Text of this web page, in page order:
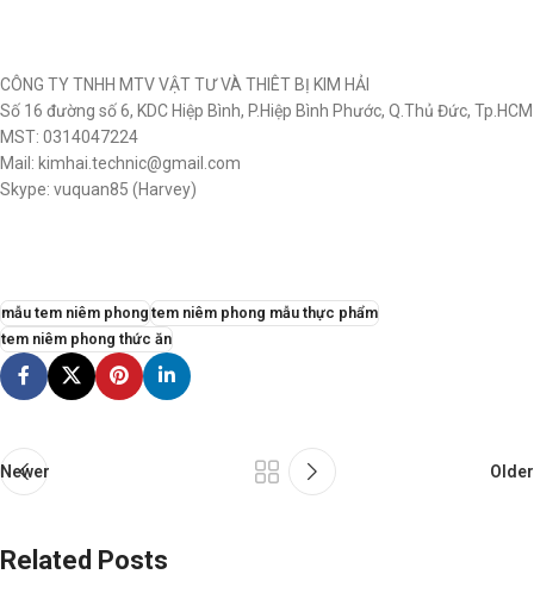
CÔNG TY TNHH MTV VẬT TƯ VÀ THIÊT BỊ KIM HẢI
Số 16 đường số 6, KDC Hiệp Bình, P.Hiệp Bình Phước, Q.Thủ Đức, Tp.HCM
MST: 0314047224
Mail: kimhai.technic@gmail.com
Skype: vuquan85 (Harvey)
mẫu tem niêm phong tem niêm phong mẫu thực phẩm
tem niêm phong thức ăn
Newer Older
Related Posts